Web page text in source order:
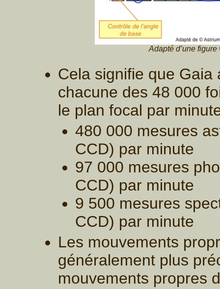
Adapté d’une
Cela signifie que Gaia
chacune des 48 000
le plan focal par
480 000 mesures
CCD) par minute
97 000 mesures
CCD) par minute
9 500 mesures
CCD) par minute
Les mouvements
généralement plus
mouvements propres